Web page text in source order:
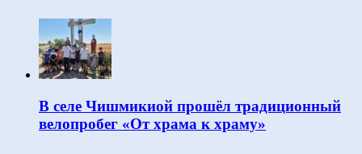
В селе Чишмикиой прошёл традиционный
велопробег «От храма к храму»